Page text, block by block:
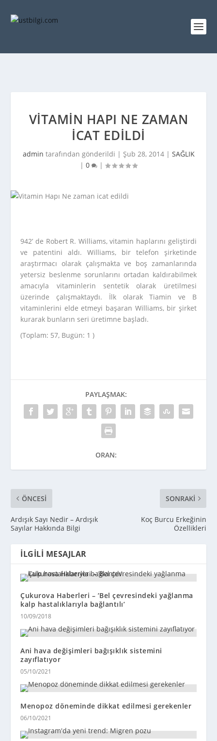
VITAMIN HAPI NE ZAMAN
ICAT EDILDI
admin tarafından gönderildi | Şub 28, 2014| SAĞLIK
| 0 |
942’ de Robert R. Williams, vitamin haplarını geliştirdi
ve patentini aldı. Williams, bir telefon şirketinde
araştırmacı olarak çalışmakta ve boş zamanlarında
yetersiz beslenme sorunlarını ortadan kaldırabilmek
amacıyla vitaminlerin sentetik olarak üretilmesi
üzerinde çalışmaktaydı. İlk olarak Tiamin ve B
vitaminlerini elde etmeyi başaran Williams, bir şirket
kurarak bunların seri üretimne başladı.
(Toplam: 57, Bugün: 1 )
PAYLAŞMAK:
ORAN:
ÖNCESI
Ardışık Sayı Nedir – Ardışık
Sayılar Hakkında Bilgi
SONRAKI
Koç Burcu Erkeğinin
Özellikleri
İLGILI MESAJLAR
Çukurova Haberleri – ’Bel çevresindeki yağlanma
kalp hastalıklarıyla bağlantılı’
10/09/2018
Ani hava değişimleri bağışıklık sistemini
zayıflatıyor
05/10/2021
Menopoz döneminde dikkat edilmesi gerekenler
06/10/2021